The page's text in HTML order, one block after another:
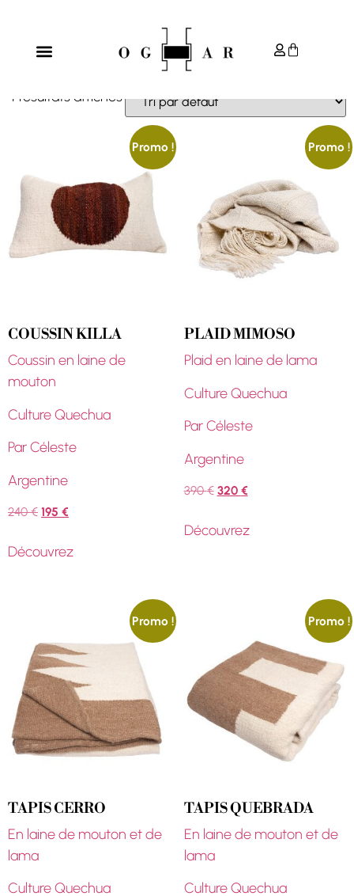
CÉLESTE
4 résultats affichés
Promo !
COUSSIN KILLA
Coussin en laine de
mouton
Culture Quechua
Par Céleste
Argentine
240€ 195 €
Découvrez
Promo !
PLAID MIMOSO
Plaid en laine de lama
Culture Quechua
Par Céleste
Argentine
390€ 320 €
Découvrez
Promo !
TAPIS CERRO
En laine de mouton et de
lama
Culture Quechua
Promo !
TAPIS QUEBRADA
En laine de mouton et de
lama
Culture Quechua